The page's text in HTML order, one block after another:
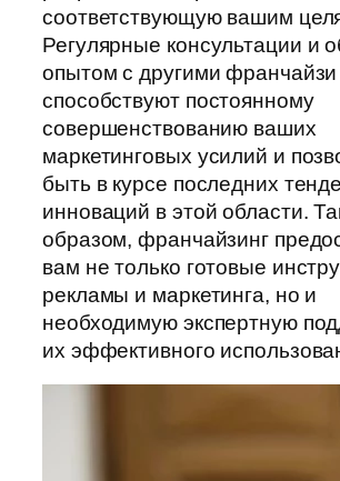
соответствующую вашим
Регулярные консультации и
опытом с другими франчайзи
способствуют постоянному
совершенствованию ваших
маркетинговых усилий и
быть в курсе последних
инноваций в этой области.
образом, франчайзинг
вам не только готовые
рекламы и маркетинга, но и
необходимую экспертную
их эффективного